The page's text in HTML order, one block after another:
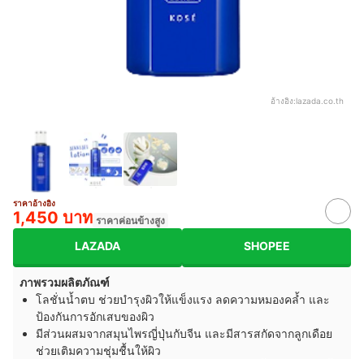
อ้างอิง:lazada.co.th
ราคาอ้างอิง
1,450 บาท ราคาค่อนข้างสูง
LAZADA SHOPEE
ภาพรวมผลิตภัณฑ์
โลชั่นน้ำตบ ช่วยบำรุงผิวให้แข็งแรง ลดความหมองคล้ำ และ
ป้องกันการอักเสบของผิว
มีส่วนผสมจากสมุนไพรญี่ปุ่นกับจีน และมีสารสกัดจากลูกเดือย
ช่วยเติมความชุ่มชื้นให้ผิว